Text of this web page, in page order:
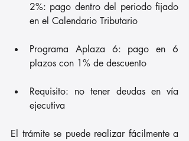
2%: pago dentro del periodo fijado
en el Calendario Tributario
Programa Aplaza 6: pago en 6
plazos con 1% de descuento
Requisito: no tener deudas en vía
ejecutiva
El trámite se puede realizar fácilmente a